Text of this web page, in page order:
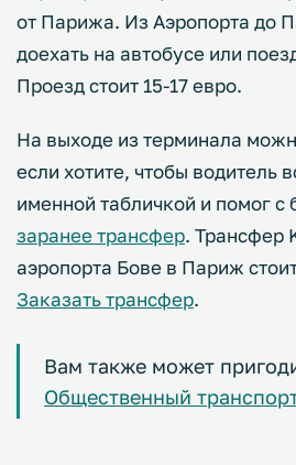
от Парижа. Из Аэропорта до
доехать на автобусе или
Проезд стоит 15-17 евро.
На выходе из терминала
если хотите, чтобы водитель
именной табличкой и помог с
заранее трансфер. Трансфер
аэропорта Бове в Париж
Заказать трансфер.
Вам также может
Общественный